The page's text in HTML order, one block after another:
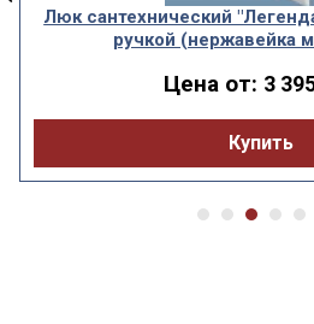
Люк сантехнический
ручкой (нержавейка
Цена от: 3
Купить